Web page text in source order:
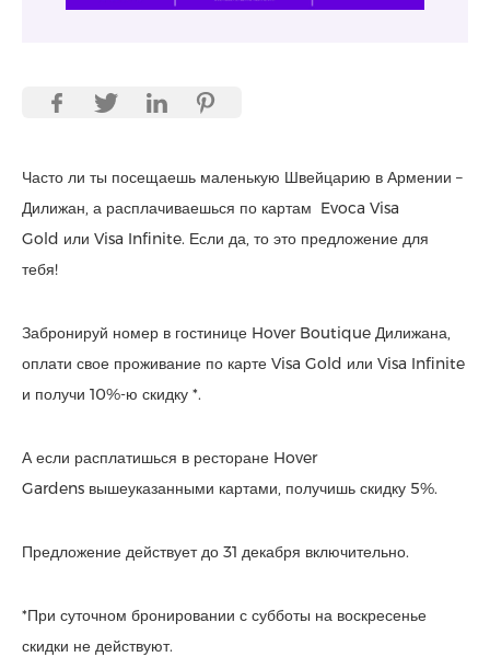
Часто ли ты посещаешь маленькую Швейцарию в Армении –
Дилижан, а расплачиваешься по картам Evoca Visa
Gold или Visa Infinite. Если да, то это предложение для
тебя!
Забронируй номер в гостинице Hover Boutique Дилижана,
оплати свое проживание по карте Visa Gold или Visa Infinite
и получи 10%-ю скидку *.
А если расплатишься в ресторане Hover
Gardens вышеуказанными картами, получишь скидку 5%.
Предложение действует до 31 декабря включительно.
*При суточном бронировании с субботы на воскресенье
скидки не действуют.